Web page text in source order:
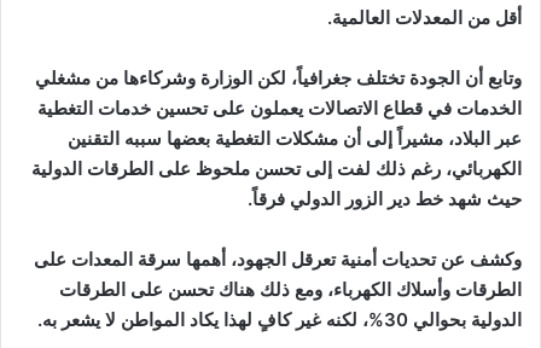
أقل من المعدلات العالمية.
وتابع أن الجودة تختلف جغرافياً، لكن الوزارة وشركاءها من مشغلي
الخدمات في قطاع الاتصالات يعملون على تحسين خدمات التغطية
عبر البلاد، مشيراً إلى أن مشكلات التغطية بعضها سببه التقنين
الكهربائي، رغم ذلك لفت إلى تحسن ملحوظ على الطرقات الدولية
حيث شهد خط دير الزور الدولي فرقاً.
وكشف عن تحديات أمنية تعرقل الجهود، أهمها سرقة المعدات على
الطرقات وأسلاك الكهرباء، ومع ذلك هناك تحسن على الطرقات
الدولية بحوالي 30%، لكنه غير كافٍ لهذا يكاد المواطن لا يشعر به.